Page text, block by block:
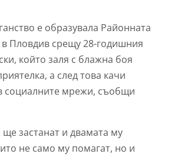
е образувала Районната
в Пловдив срещу 28-годишния
който заля с блажна боя
а след това качи
социалните мрежи, съобщи
застанат и двамата му
не само му помагат, но и